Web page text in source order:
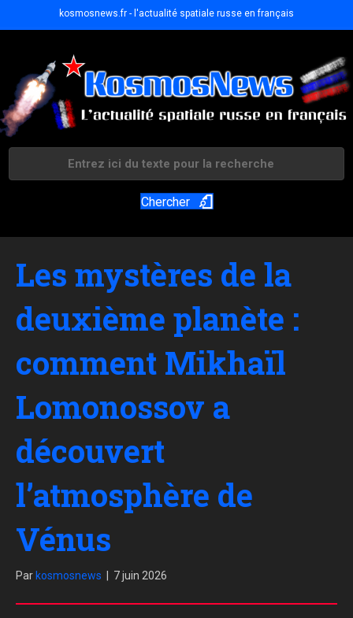
kosmosnews.fr - l'actualité spatiale russe en français
Chercher
Les mystères de la
deuxième planète :
comment Mikhaïl
Lomonossov a
découvert
l’atmosphère de
Vénus
Par kosmosnews 7 juin 2026